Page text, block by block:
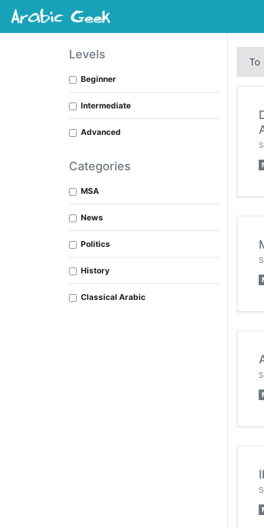
Levels
Beginner
Intermediate
Advanced
Categories
MSA
News
Politics
History
Classical Arabic
To